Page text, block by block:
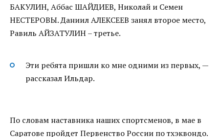
БАКУЛИН, Аббас ШАЙДИЕВ, Николай и Семен
НЕСТЕРОВЫ. Даниил АЛЕКСЕЕВ занял второе место,
Равиль АЙЗАТУЛИН – третье.
Эти ребята пришли ко мне одними из первых, —
рассказал Ильдар.
По словам наставника наших спортсменов, в мае в
Саратове пройдет Первенство России по тхэквондо.